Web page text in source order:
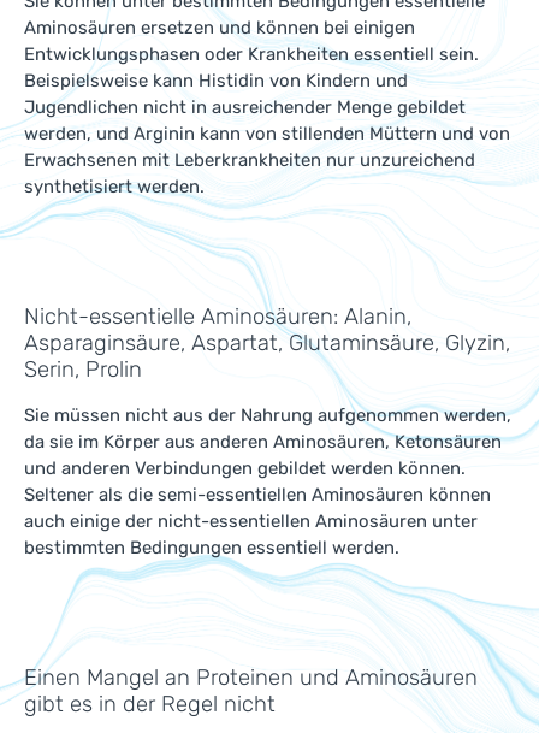
Aminosäuren ersetzen und können bei einigen
Entwicklungsphasen oder Krankheiten essentiell sein.
Beispielsweise kann Histidin von Kindern und
Jugendlichen nicht in ausreichender Menge gebildet
werden, und Arginin kann von stillenden Müttern und von
Erwachsenen mit Leberkrankheiten nur unzureichend
synthetisiert werden.
Nicht-essentielle Aminosäuren: Alanin,
Asparaginsäure, Aspartat, Glutaminsäure, Glyzin,
Serin, Prolin
Sie müssen nicht aus der Nahrung aufgenommen werden,
da sie im Körper aus anderen Aminosäuren, Ketonsäuren
und anderen Verbindungen gebildet werden können.
Seltener als die semi-essentiellen Aminosäuren können
auch einige der nicht-essentiellen Aminosäuren unter
bestimmten Bedingungen essentiell werden.
Einen Mangel an Proteinen und Aminosäuren
gibt es in der Regel nicht